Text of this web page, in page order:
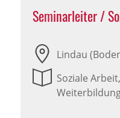
Seminarleiter /
Lindau
Soziale